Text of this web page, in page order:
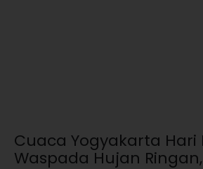
Cuaca Yogyakarta Hari
Waspada Hujan